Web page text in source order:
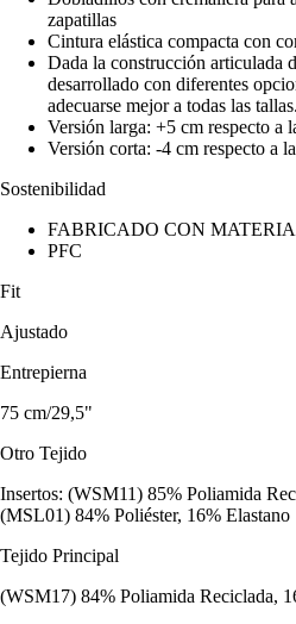
zapatillas
Cintura elástica compacta con
Dada la construcción articulada
desarrollado con diferentes
adecuarse mejor a todas las tallas.
Versión larga: +5 cm respecto a
Versión corta: -4 cm respecto a
Sostenibilidad
FABRICADO CON
PFC
Fit
Ajustado
Entrepierna
75 cm/29,5"
Otro Tejido
Insertos: (WSM11) 85% Poliamida
(MSL01) 84% Poliéster, 16% Elastano
Tejido Principal
(WSM17) 84% Poliamida Reciclada,